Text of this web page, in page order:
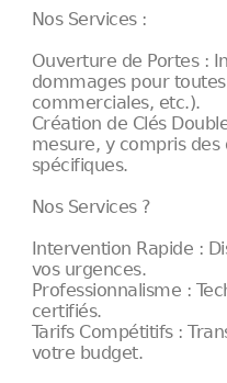
Nos Services :
Ouverture de Portes :
dommages pour
commerciales, etc.).
Création de Clés
mesure, y compris des
spécifiques.
Nos Services ?
Intervention Rapide :
vos urgences.
Professionnalisme :
certifiés.
Tarifs Compétitifs :
votre budget.